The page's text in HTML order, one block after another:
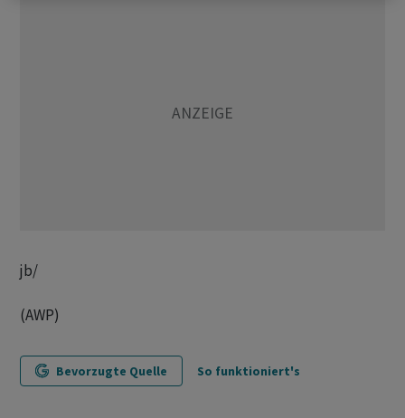
jb/
(AWP)
Bevorzugte Quelle So funktioniert's